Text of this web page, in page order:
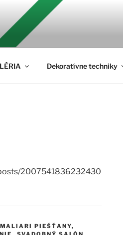
Dekoratívne techniky
2007541836232430
MALIARI PIEŠŤANY,